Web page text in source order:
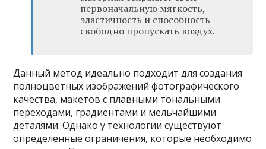
первоначальную мягкость,
эластичность и способность
свободно пропускать воздух.
Данный метод идеально подходит для создания
полноцветных изображений фотографического
качества, макетов с плавными тональными
переходами, градиентами и мельчайшими
деталями. Однако у технологии существуют
определенные ограничения, которые необходимо